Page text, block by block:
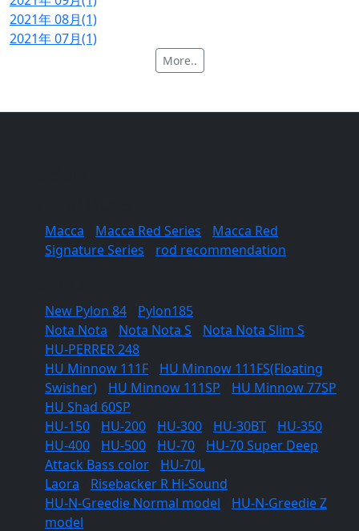
2021年 08月(1)
2021年 07月(1)
More..
Macca Macca Red Series
Macca Red
Signature Series
rod recommendation
New Pylon 84
Pylon185
Nota Nota
Nota Nota S
Nota Nota Slim S
HU-PERRER 248
HU Minnow 111F
HU Minnow 111FS(Floating
Swisher)
HU Minnow 111SP
HU Minnow 77SP
HU Shad 60SP
HU-150
HU-200 HU-300 HU-30BT HU-350
HU-400
HU-500 HU-70
HU-70 Super Deep
Attack Bass color
HU-70L
Laora
Risebacker R Hi-Sound
HU-N-Greedie Normal model
HU-N-Greedie Z
model